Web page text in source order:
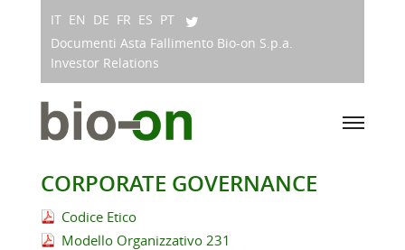
IT EN DE FR ES PT
Documenti Asta Fallimento Bio-on S.p.a.
Investor Relations
CORPORATE GOVERNANCE
Codice Etico
Modello Organizzativo 231